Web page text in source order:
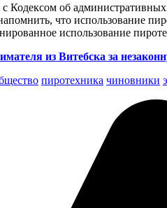
с Кодексом об
что использование
использование
из Витебска за
пиротехника чиновники